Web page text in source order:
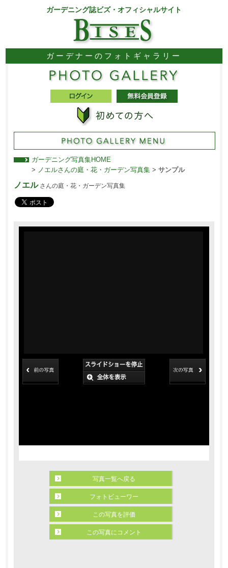
ガーデニング誌ビズ・オフィシャルサイト
ガーデナーのフォトギャラリー
ガーデニング写真集HOME
> ノエルさんの庭・花・ガーデン写真集> サンプル
ノエルさんの庭・花・ガーデン写真集
写真一覧へ戻る
フォトビューワー
この写真を評価
この写真にコメント